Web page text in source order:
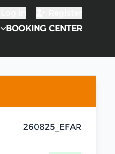
BOOKING CENTER
260825_EFAR